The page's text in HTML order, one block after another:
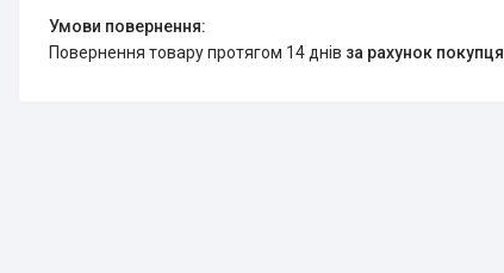
повернення товару протягом 14 днів за рахунок покупця